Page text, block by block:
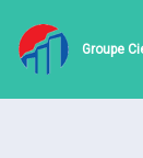
Groupe